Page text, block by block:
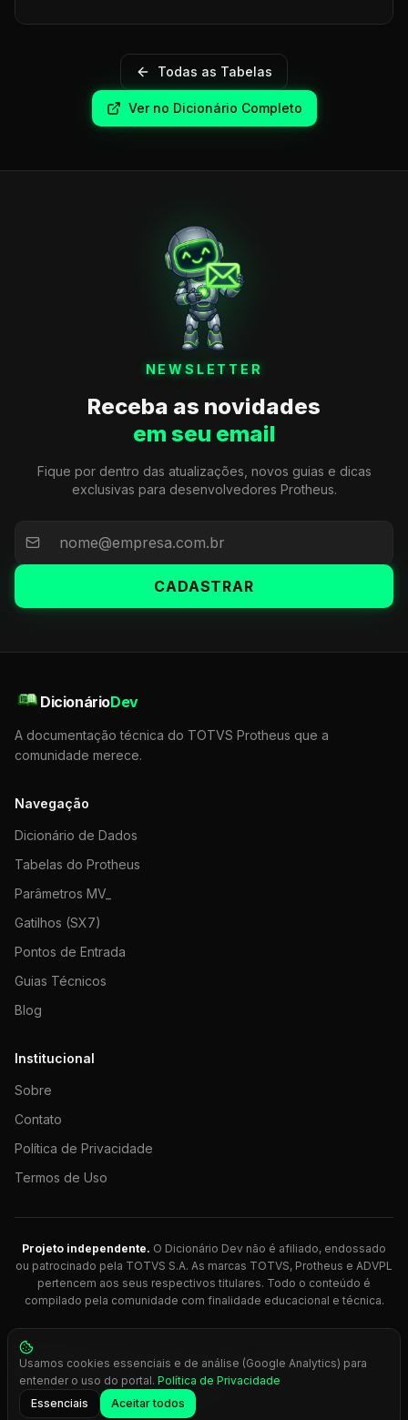
Todas as Tabelas
Ver no Dicionário Completo
NEWSLETTER
Receba as novidades
em seu email
Fique por dentro das atualizações, novos guias e dicas
exclusivas para desenvolvedores Protheus.
CADASTRAR
DicionárioDev
A documentação técnica do TOTVS Protheus que a
comunidade merece.
Navegação
Dicionário de Dados
Tabelas do Protheus
Parâmetros MV_
Gatilhos (SX7)
Pontos de Entrada
Guias Técnicos
Blog
Institucional
Sobre
Contato
Política de Privacidade
Termos de Uso
Projeto independente. O Dicionário Dev não é afiliado, endossado
ou patrocinado pela TOTVS S.A. As marcas TOTVS, Protheus e ADVPL
pertencem aos seus respectivos titulares. Todo o conteúdo é
compilado pela comunidade com finalidade educacional e técnica.
© 2026 Dicionário Dev. Feito com 💚 para desenvolvedores
Protheus.
Press Ctrl+K
Usamos cookies essenciais e de análise (Google Analytics) para
entender o uso do portal. Política de Privacidade
Essenciais
Aceitar todos